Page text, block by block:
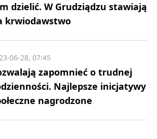
dzielić. W Grudziądzu stawiają
krwiodawstwo
zapomnieć o trudnej
Najlepsze inicjatywy
nagrodzone
06-28, 07:45